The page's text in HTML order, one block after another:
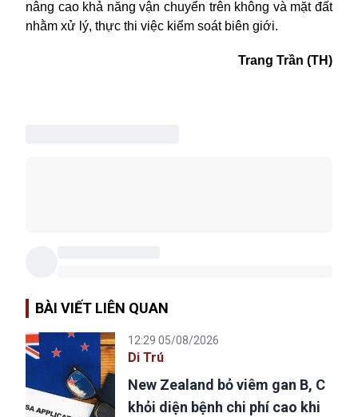
nâng cao khả năng vận chuyển trên không và mặt đất
nhằm xử lý, thực thi việc kiểm soát biên giới.
Trang Trần (TH)
BÀI VIẾT LIÊN QUAN
12:29 05/08/2026
Di Trú
New Zealand bỏ viêm gan B, C
khỏi diện bệnh chi phí cao khi